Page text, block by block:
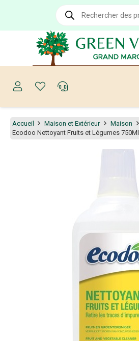
Recherche
produits
Accueil Maison et Extérieur Maison
Ecodoo Nettoyant Fruits et Légumes 750Ml